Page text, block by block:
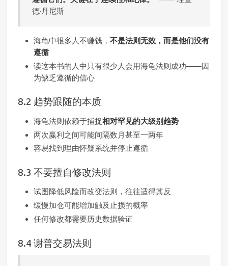
德·丹尼斯
海龟中很多人不赚钱， 不是法则无效，而是他们没有
遵循
读这本书的人中只有很少人会用海龟法则成功——因
为缺乏遵循的信心
8.2 趋势跟随的本质
海龟法则依赖于捕捉相对罕见的大级别趋势
两次赢利之间可能间隔数月甚至一两年
容易找到理由怀疑系统并停止遵循
8.3 不要擅自修改法则
试图降低风险而改变法则，往往适得其反
缓慢加仓可能增加触及止损的概率
任何修改都需要历史数据验证
8.4 谢普交易法则